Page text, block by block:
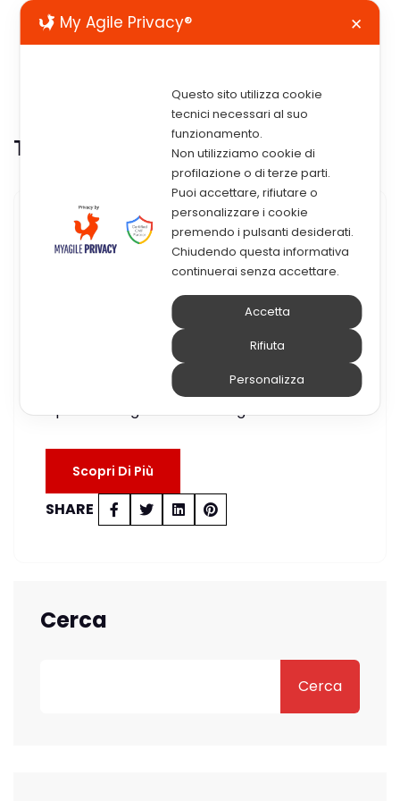
Tag:
22 Maggio 2019
Approfondiamo Insieme Il
Tema Dell’iperconvergenza
ELMI è lieta di invitarvi all’evento, che si
terrà il 29 maggio ore 15:30, che ha come
protagonista il tema dell’
l’iperconvergenza. Nella singolare cornice…
Scopri Di Più
SHARE
Cerca
Cerca
My Agile Privacy® ✕
Questo sito utilizza cookie
tecnici necessari al suo
funzionamento.
Non utilizziamo cookie di
profilazione o di terze parti.
Puoi accettare, rifiutare o
personalizzare i cookie
premendo i pulsanti desiderati.
Chiudendo questa informativa
continuerai senza accettare.
Accetta
Rifiuta
Personalizza